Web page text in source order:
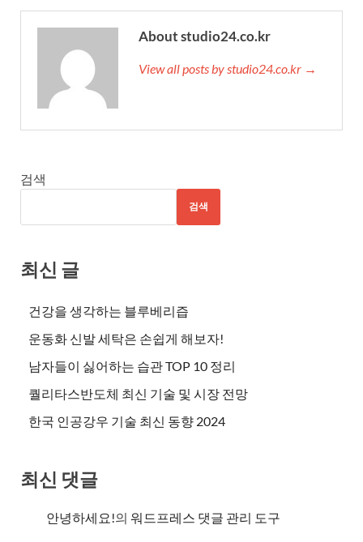
About studio24.co.kr
View all posts by studio24.co.kr →
검색
검색
최신 글
건강을 생각하는 블루베리즙
운동화 신발 세탁은 손쉽게 해보자!
남자들이 싫어하는 습관 TOP 10 정리
퀄리타스반도체 최신 기술 및 시장 전망
한국 인공강우 기술 최신 동향 2024
최신 댓글
안녕하세요!의 워드프레스 댓글 관리 도구